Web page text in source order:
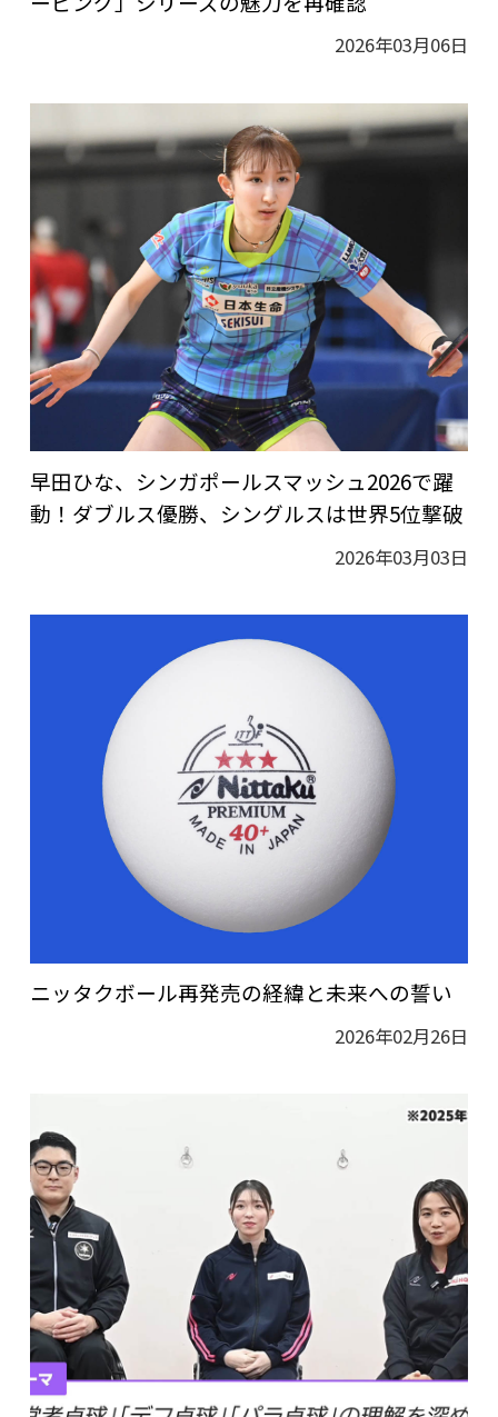
2026年03月06日
早田ひな、シンガポールスマッシュ2026で躍
動！ダブルス優勝、シングルスは世界5位撃破
2026年03月03日
ニッタクボール再発売の経緯と未来への誓い
2026年02月26日